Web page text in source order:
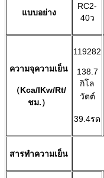
แบบอย่าง
RC2-
40ว
ความจุความเย็น
（Kca/lKw/Rt/
ชม.）
119282
138.7
กิโล
วัตต์
39.4รต
สารทำความเย็น